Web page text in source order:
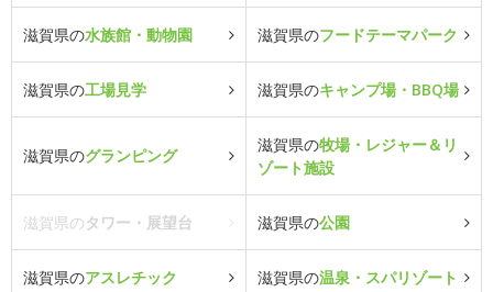
滋賀県の水族館・動物園 滋賀県のフードテーマパーク
滋賀県の工場見学 滋賀県のキャンプ場・BBQ場
滋賀県のグランピング
滋賀県の牧場・レジャー＆リ
ゾート施設
滋賀県のタワー・展望台 滋賀県の公園
滋賀県のアスレチック 滋賀県の温泉・スパリゾート